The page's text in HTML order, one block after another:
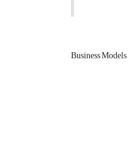
Business Models